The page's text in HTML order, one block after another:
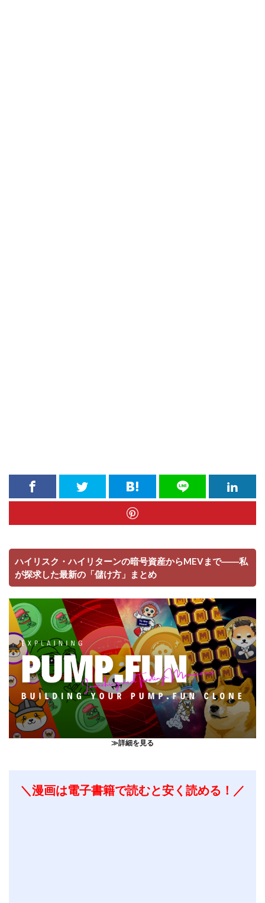
ハイリスク・ハイリターンの暗号資産からMEVまで――私
が探求した最新の「儲け方」まとめ
≫詳細を見る
＼漫画は電子書籍で読むと安く読める！／